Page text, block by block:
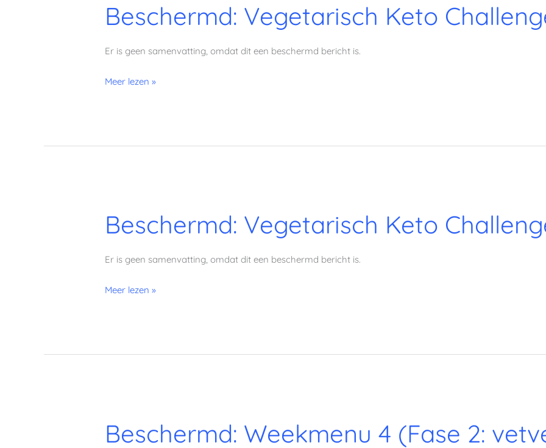
Beschermd: Vegetarisch Keto
Er is geen samenvatting, omdat dit een beschermd bericht is.
Vegetarisch
Keto
Weekmenu
2Meer lezen »
Beschermd: Vegetarisch Keto
Er is geen samenvatting, omdat dit een beschermd bericht is.
Vegetarisch
Keto
Weekmenu
1Meer lezen »
Beschermd: Weekmenu 4 (Fase 2:
Weekmenu
4